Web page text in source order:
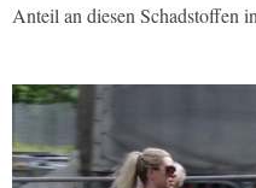
Anteil an diesen Schadstoffen